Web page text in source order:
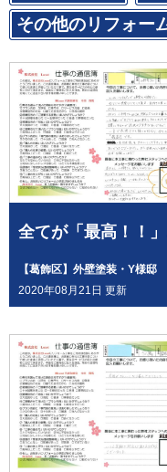
その他のリフォー
全てが「最高！！
【葛飾区】外壁塗装・Y様邸
2020年08月21日 更新